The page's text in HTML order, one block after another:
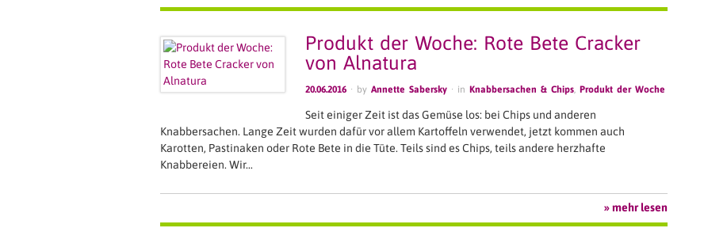
Produkt der Woche: Rote Bete Cracker
von Alnatura
20.06.2016 · by Annette Sabersky · in Knabbersachen & Chips, Produkt der Woche
Seit einiger Zeit ist das Gemüse los: bei Chips und anderen
Knabbersachen. Lange Zeit wurden dafür vor allem Kartoffeln verwendet, jetzt kommen auch
Karotten, Pastinaken oder Rote Bete in die Tüte. Teils sind es Chips, teils andere herzhafte
Knabbereien. Wir…
» mehr lesen